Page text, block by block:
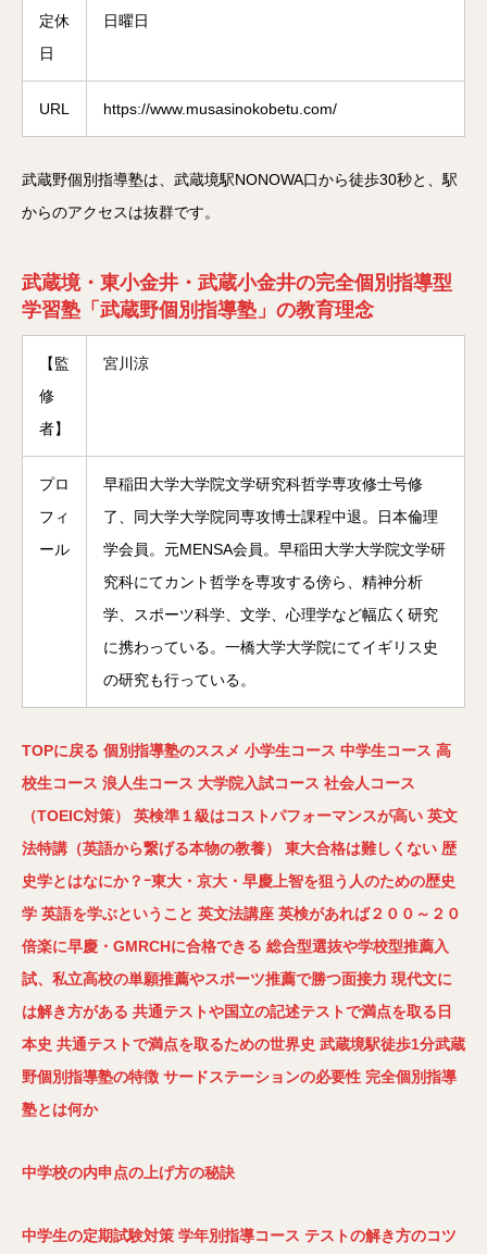
定休
日
日曜日
URL https://www.musasinokobetu.com/
武蔵野個別指導塾は、武蔵境駅NONOWA口から徒歩30秒と、駅
からのアクセスは抜群です。
武蔵境・東小金井・武蔵小金井の完全個別指導型
学習塾「武蔵野個別指導塾」の教育理念
【監
修
者】
宮川涼
プロ
フィ
ール
早稲田大学大学院文学研究科哲学専攻修士号修
了、同大学大学院同専攻博士課程中退。日本倫理
学会員。元MENSA会員。早稲田大学大学院文学研
究科にてカント哲学を専攻する傍ら、精神分析
学、スポーツ科学、文学、心理学など幅広く研究
に携わっている。一橋大学大学院にてイギリス史
の研究も行っている。
TOPに戻る 個別指導塾のススメ 小学生コース 中学生コース 高
校生コース 浪人生コース 大学院入試コース 社会人コース
（TOEIC対策） 英検準１級はコストパフォーマンスが高い 英文
法特講（英語から繋げる本物の教養）
東大合格は難しくない 歴
史学とはなにか？ｰ東大・京大・早慶上智を狙う人のための歴史
学 英語を学ぶということ 英文法講座 英検があれば２００～２０
倍楽に早慶・GMRCHに合格できる 総合型選抜や学校型推薦入
試、私立高校の単願推薦やスポーツ推薦で勝つ面接力 現代文に
は解き方がある 共通テストや国立の記述テストで満点を取る日
本史 共通テストで満点を取るための世界史 武蔵境駅徒歩1分武蔵
野個別指導塾の特徴 サードステーションの必要性 完全個別指導
塾とは何か
中学校の内申点の上げ方の秘訣
中学生の定期試験対策 学年別指導コース テストの解き方のコツ